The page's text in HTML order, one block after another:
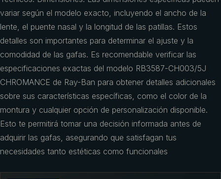
variar según el modelo exacto, incluyendo el ancho de la
lente, el puente nasal y la longitud de las patillas. Estos
detalles son importantes para determinar el ajuste y la
comodidad de las gafas. Es recomendable verificar las
especificaciones exactas del modelo RB3587-CH003/5J
CHROMANCE de Ray-Ban para obtener detalles adicionales
sobre sus características específicas, como el color de la
montura y cualquier opción de personalización disponible.
Esto te permitirá tomar una decisión informada antes de
adquirir las gafas, asegurando que satisfagan tus
necesidades tanto estéticas como funcionales